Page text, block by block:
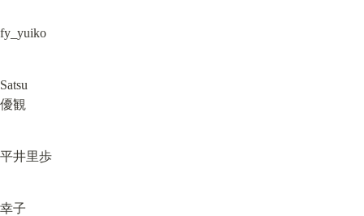
fy_yuiko
Satsu
優観
平井里歩
幸子